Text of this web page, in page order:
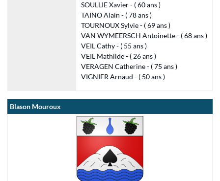
SOULLIE Xavier - ( 60 ans )
TAINO Alain - ( 78 ans )
TOURNOUX Sylvie - ( 69 ans )
VAN WYMEERSCH Antoinette - ( 68 ans )
VEIL Cathy - ( 55 ans )
VEIL Mathilde - ( 26 ans )
VERAGEN Catherine - ( 75 ans )
VIGNIER Arnaud - ( 50 ans )
Blason Mouroux